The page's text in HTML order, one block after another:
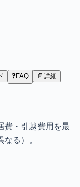
❓FAQ 📄 詳細
費・引越費用を最
る）。